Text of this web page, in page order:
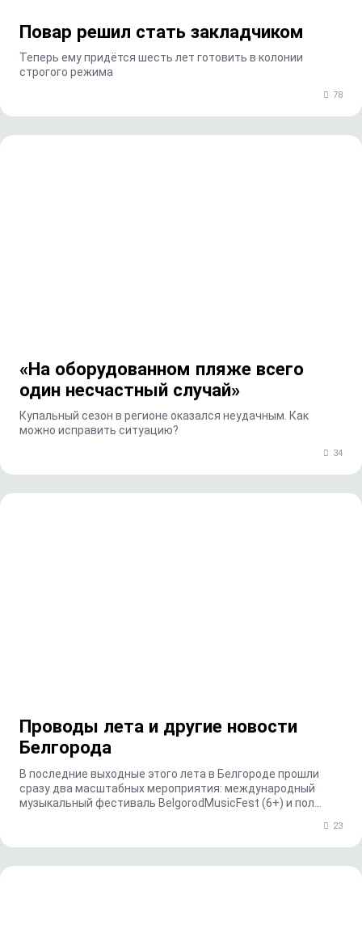
Повар решил стать закладчиком
Теперь ему придётся шесть лет готовить в колонии
строгого режима
78
«На оборудованном пляже всего
один несчастный случай»
Купальный сезон в регионе оказался неудачным. Как
можно исправить ситуацию?
34
Проводы лета и другие новости
Белгорода
В последние выходные этого лета в Белгороде про­шли
сразу два масштабных мероприятия: международный
музыкальный фестиваль BelgorodMusicFest (6+) и пол...
23